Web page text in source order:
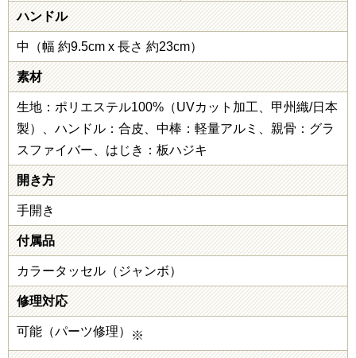
ハンドル
中（幅 約9.5cm x 長さ 約23cm）
素材
生地：ポリエステル100%（UVカット加工、甲州織/日本
製）、ハンドル：合皮、中棒：軽量アルミ、親骨：グラ
スファイバー、はじき：板ハジキ
開き方
手開き
付属品
カラータッセル（ジャンボ）
修理対応
可能（パーツ修理） ※